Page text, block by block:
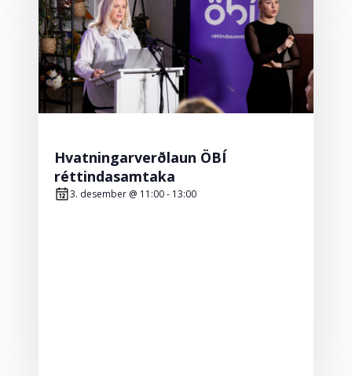
Hvatningarverðlaun ÖBÍ
réttindasamtaka
3. desember @ 11:00- 13:00